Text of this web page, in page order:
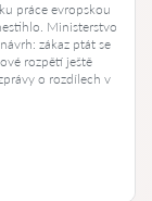
práce evropskou
Ministerstvo
zákaz ptát se
rozpětí ještě
o rozdílech v